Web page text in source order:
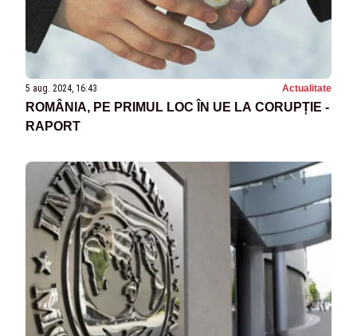
5 aug. 2024, 16:43 Actualitate
ROMÂNIA, PE PRIMUL LOC ÎN UE LA CORUPȚIE -
RAPORT